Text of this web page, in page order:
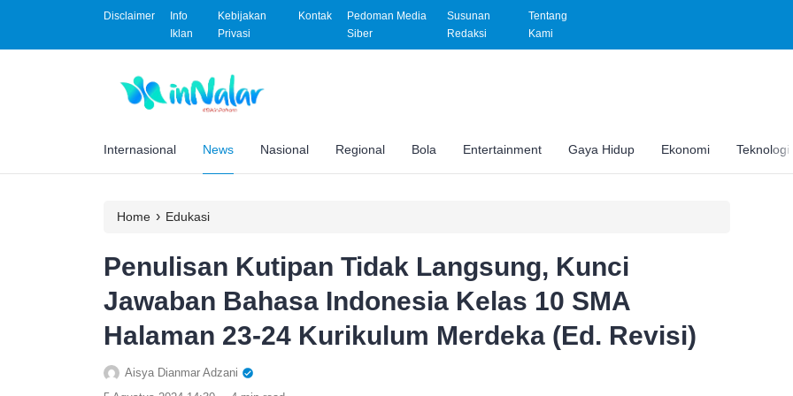
Disclaimer
Info
Iklan
Kebijakan
Privasi
Kontak
Pedoman Media
Siber
Susunan
Redaksi
Tentang
Kami
Internasional News Nasional Regional Bola Entertainment Gaya Hidup Ekonomi Teknologi
Home › Edukasi
Penulisan Kutipan Tidak Langsung, Kunci
Jawaban Bahasa Indonesia Kelas 10 SMA
Halaman 23-24 Kurikulum Merdeka (Ed. Revisi)
Aisya Dianmar Adzani